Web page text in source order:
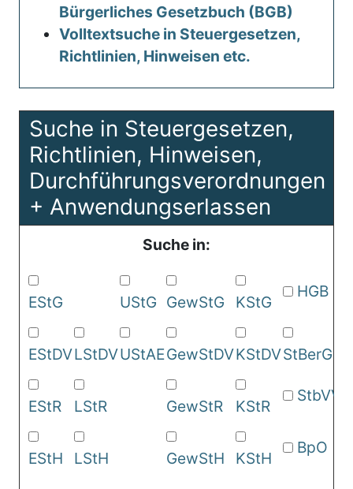
Bürgerliches Gesetzbuch (BGB)
Volltextsuche in Steuergesetzen,
Richtlinien, Hinweisen etc.
Suche in Steuergesetzen,
Richtlinien, Hinweisen,
Durchführungsverordnungen
+ Anwendungserlassen
Suche in:
EStG UStG GewStG KStG
HGB
EStDVLStDVUStAEGewStDVKStDVStBerG
EStR LStR GewStR KStR
StbVV
EStH LStH GewStH KStH
BpO